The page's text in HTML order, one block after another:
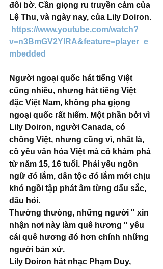
đôi bờ. Cần giọng ru truyền cảm của
Lệ Thu, và ngày nay, của Lily Doiron.
https://www.youtube.com/watch?
v=n3BmGV2YIRA&feature=player_e
mbedded
Người ngoại quốc hát tiếng Việt
cũng nhiều, nhưng hát tiếng Việt
đặc Việt Nam, không pha gịọng
ngoại quốc rất hiếm. Một phần bởi vì
Lily Doiron, người Canada, có
chồng Việt, nhưng cũng vì, nhất là,
cô yêu văn hóa Việt mà cô khám phá
từ năm 15, 16 tuổi. Phải yêu ngôn
ngữ đó lắm, dân tộc đó lắm mới chịu
khó ngồi tập phát âm từng dấu sắc,
dấu hỏi.
Thường thưòng, những người '' xin
nhận nơi này làm quê hương '' yêu
cái quê hương đó hơn chính những
người bản xứ.
Lily Doiron hát nhạc Phạm Duy,